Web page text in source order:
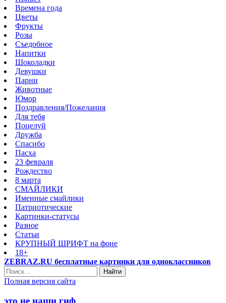
Времена года
Цветы
Фрукты
Розы
Съедобное
Напитки
Шоколадки
Девушки
Парни
Животные
Юмор
Поздравления/Пожелания
Для тебя
Поцелуй
Дружба
Спасибо
Пасха
23 февраля
Рождество
8 марта
СМАЙЛИКИ
Именные смайлики
Патриотические
Картинки-статусы
Разное
Cтатьи
КРУПНЫЙ ШРИФТ на фоне
18+
ZEBRAZ.RU бесплатные картинки для одноклассников
Найти
Полная версия сайта
это не наши гиф